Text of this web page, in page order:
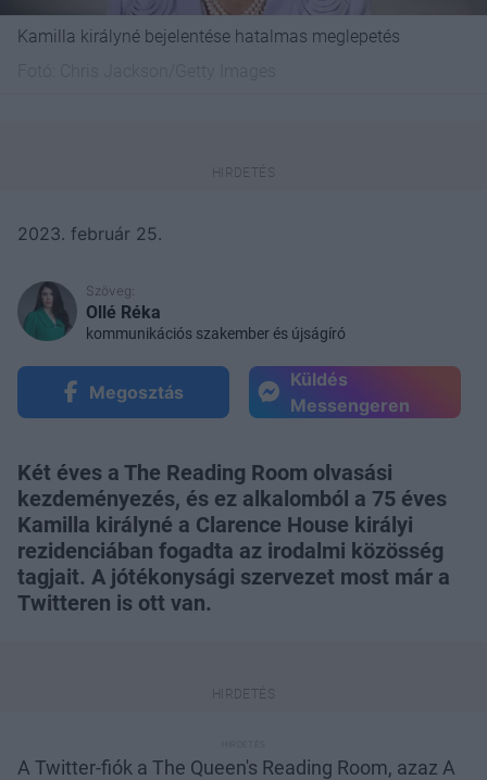
Kamilla királyné bejelentése hatalmas meglepetés
2023. február 25.
Szöveg:
Ollé Réka
kommunikációs szakember és újságíró
Megosztás
Küldés
Messengeren
Két éves a The Reading Room olvasási
kezdeményezés, és ez alkalomból a 75 éves
Kamilla királyné a Clarence House királyi
rezidenciában fogadta az irodalmi közösség
tagjait. A jótékonysági szervezet most már a
Twitteren is ott van.
A Twitter-fiók a The Queen's Reading Room, azaz A